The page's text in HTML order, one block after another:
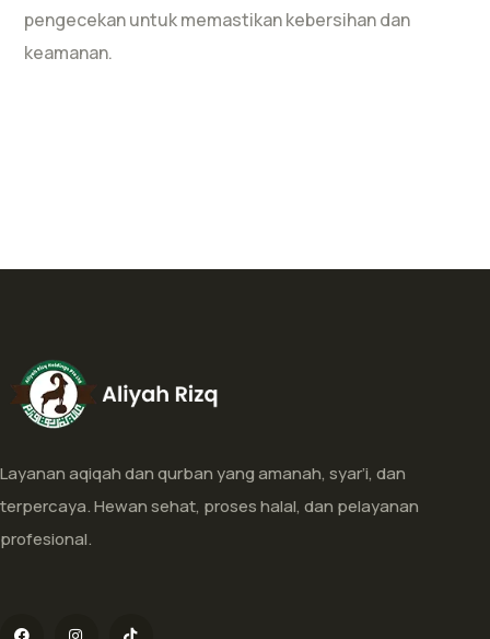
pengecekan untuk memastikan kebersihan dan
keamanan.
Layanan aqiqah dan qurban yang amanah, syar’i, dan
terpercaya. Hewan sehat, proses halal, dan pelayanan
profesional.